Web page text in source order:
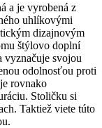
a je vyrobená z
uhlíkovými
dizajnovým
štýlovo doplní
vyznačuje svojou
odolnosťou proti
rovnako
Stoličku si
Taktiež viete túto